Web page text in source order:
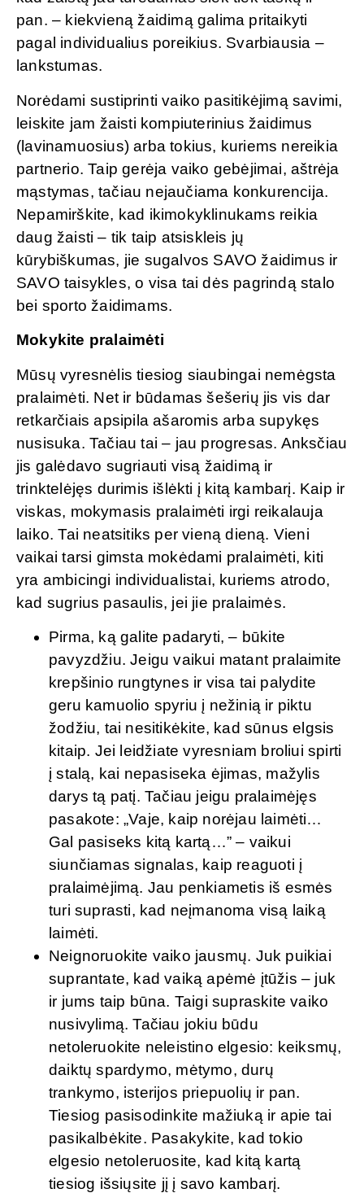
pan. – kiekvieną žaidimą galima pritaikyti
pagal individualius poreikius. Svarbiausia –
lankstumas.
Norėdami sustiprinti vaiko pasitikėjimą savimi,
leiskite jam žaisti kompiuterinius žaidimus
(lavinamuosius) arba tokius, kuriems nereikia
partnerio. Taip gerėja vaiko gebėjimai, aštrėja
mąstymas, tačiau nejaučiama konkurencija.
Nepamirškite, kad ikimokyklinukams reikia
daug žaisti – tik taip atsiskleis jų
kūrybiškumas, jie sugalvos SAVO žaidimus ir
SAVO taisykles, o visa tai dės pagrindą stalo
bei sporto žaidimams.
Mokykite pralaimėti
Mūsų vyresnėlis tiesiog siaubingai nemėgsta
pralaimėti. Net ir būdamas šešerių jis vis dar
retkarčiais apsipila ašaromis arba supykęs
nusisuka. Tačiau tai – jau progresas. Anksčiau
jis galėdavo sugriauti visą žaidimą ir
trinktelėjęs durimis išlėkti į kitą kambarį. Kaip ir
viskas, mokymasis pralaimėti irgi reikalauja
laiko. Tai neatsitiks per vieną dieną. Vieni
vaikai tarsi gimsta mokėdami pralaimėti, kiti
yra ambicingi individualistai, kuriems atrodo,
kad sugrius pasaulis, jei jie pralaimės.
Pirma, ką galite padaryti, – būkite
pavyzdžiu. Jeigu vaikui matant pralaimite
krepšinio rungtynes ir visa tai palydite
geru kamuolio spyriu į nežinią ir piktu
žodžiu, tai nesitikėkite, kad sūnus elgsis
kitaip. Jei leidžiate vyresniam broliui spirti
į stalą, kai nepasiseka ėjimas, mažylis
darys tą patį. Tačiau jeigu pralaimėjęs
pasakote: „Vaje, kaip norėjau laimėti…
Gal pasiseks kitą kartą…” – vaikui
siunčiamas signalas, kaip reaguoti į
pralaimėjimą. Jau penkiametis iš esmės
turi suprasti, kad neįmanoma visą laiką
laimėti.
Neignoruokite vaiko jausmų. Juk puikiai
suprantate, kad vaiką apėmė įtūžis – juk
ir jums taip būna. Taigi supraskite vaiko
nusivylimą. Tačiau jokiu būdu
netoleruokite neleistino elgesio: keiksmų,
daiktų spardymo, mėtymo, durų
trankymo, isterijos priepuolių ir pan.
Tiesiog pasisodinkite mažiuką ir apie tai
pasikalbėkite. Pasakykite, kad tokio
elgesio netoleruosite, kad kitą kartą
tiesiog išsiųsite jį į savo kambarį.